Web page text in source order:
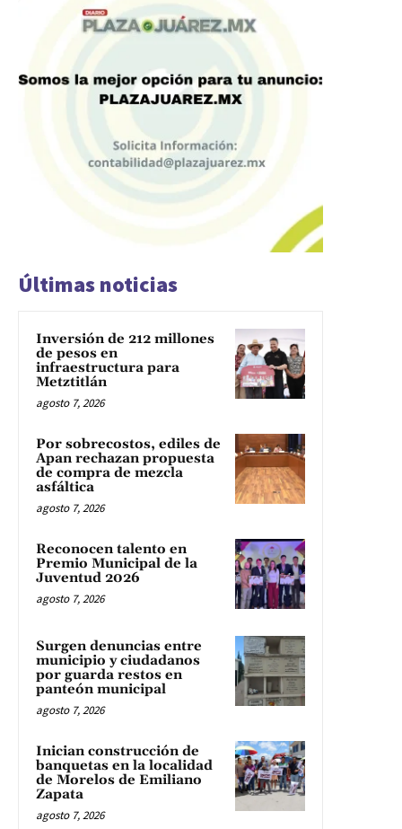
Últimas noticias
Inversión de 212 millones
de pesos en
infraestructura para
Metztitlán
agosto 7, 2026
Por sobrecostos, ediles de
Apan rechazan propuesta
de compra de mezcla
asfáltica
agosto 7, 2026
Reconocen talento en
Premio Municipal de la
Juventud 2026
agosto 7, 2026
Surgen denuncias entre
municipio y ciudadanos
por guarda restos en
panteón municipal
agosto 7, 2026
Inician construcción de
banquetas en la localidad
de Morelos de Emiliano
Zapata
agosto 7, 2026